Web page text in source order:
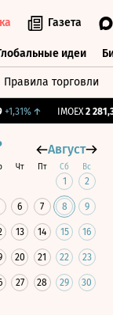
Газета
идеи
Правила торговли
↑ IMOEX 2 281,31
Август
Чт Пт Сб Вс
1 2
6 7 8 9
13 14 15 16
20 21 22 23
27 28 29 30